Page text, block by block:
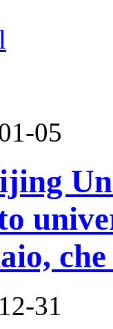
05
31